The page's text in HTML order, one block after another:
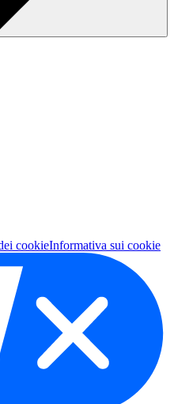
cookieInformativa sui cookie